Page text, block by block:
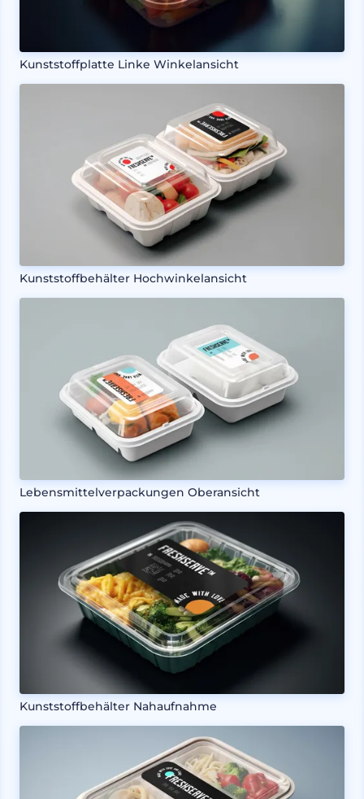
Kunststoffplatte Linke Winkelansicht
Kunststoffbehälter Hochwinkelansicht
Lebensmittelverpackungen Oberansicht
Kunststoffbehälter Nahaufnahme